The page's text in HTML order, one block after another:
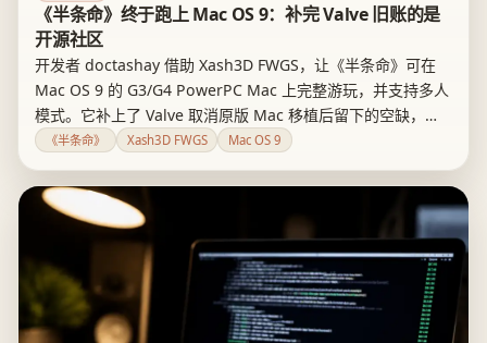
《半条命》终于跑上 Mac OS 9：补完 Valve 旧账的是
开源社区
开发者 doctashay 借助 Xash3D FWGS，让《半条命》可在
Mac OS 9 的 G3/G4 PowerPC Mac 上完整游玩，并支持多人
模式。它补上了 Valve 取消原版 Mac 移植后留下的空缺，也
提醒老硬件玩家：真正决定体验的还有显卡、合法游戏数据和
《半条命》 Xash3D FWGS Mac OS 9